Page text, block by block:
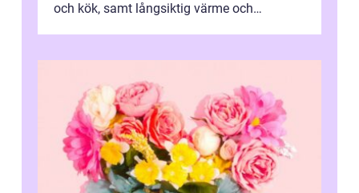
och kök, samt långsiktig värme och